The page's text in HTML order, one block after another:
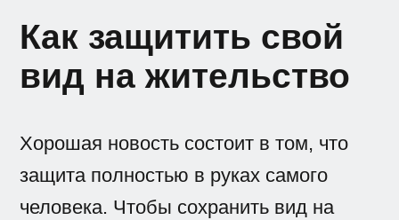
Как защитить свой
вид на жительство
Хорошая новость состоит в том, что
защита полностью в руках самого
человека. Чтобы сохранить вид на